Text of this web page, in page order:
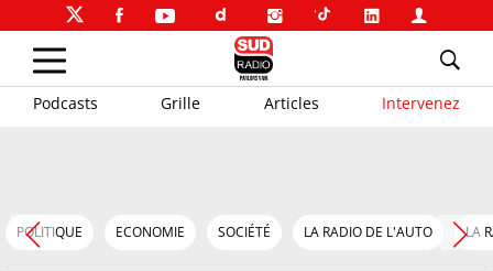
Podcasts Grille Articles Intervenez
POLITIQUE ECONOMIE SOCIÉTÉ LA RADIO DE L'AUTO LA